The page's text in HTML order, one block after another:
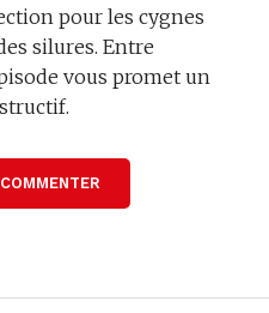
pour les cygnes
silures. Entre
vous promet un